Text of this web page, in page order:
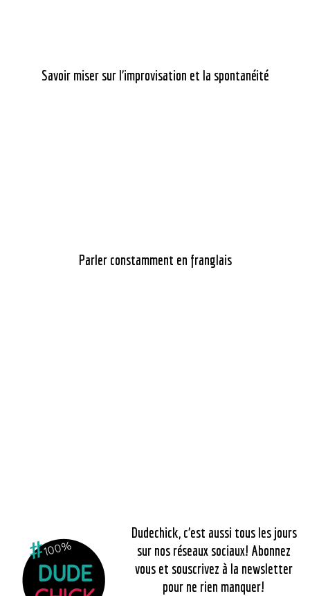
Savoir miser sur l’improvisation et la spontanéité
Parler constamment en franglais
Dudechick, c’est aussi tous les jours
sur nos réseaux sociaux! Abonnez
vous et souscrivez à la newsletter
pour ne rien manquer!